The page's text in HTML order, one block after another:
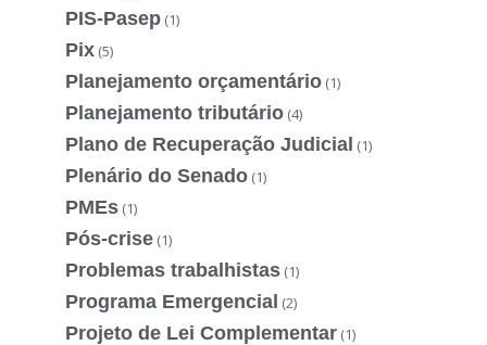
PIS-Pasep (1)
Pix (5)
Planejamento orçamentário (1)
Planejamento tributário (4)
Plano de Recuperação Judicial (1)
Plenário do Senado (1)
PMEs (1)
Pós-crise (1)
Problemas trabalhistas (1)
Programa Emergencial (2)
Projeto de Lei Complementar (1)